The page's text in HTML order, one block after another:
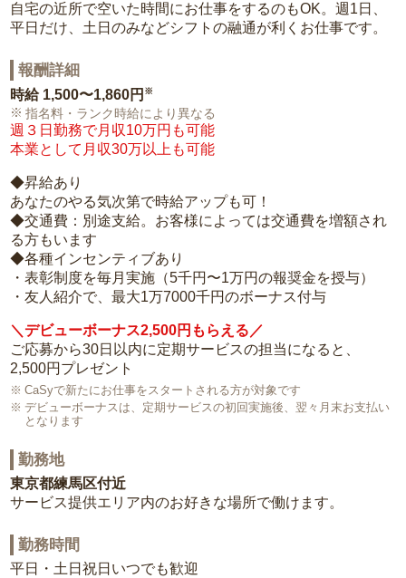
自宅の近所で空いた時間にお仕事をするのもOK。週1日、
平日だけ、土日のみなどシフトの融通が利くお仕事です。
報酬詳細
時給 1,500〜1,860円 ※
指名料・ランク時給により異なる
週３日勤務で月収10万円も可能
本業として月収30万以上も可能
◆昇給あり
あなたのやる気次第で時給アップも可！
◆交通費：別途支給。お客様によっては交通費を増額され
る方もいます
◆各種インセンティブあり
・表彰制度を毎月実施（5千円〜1万円の報奨金を授与）
・友人紹介で、最大1万7000千円のボーナス付与
＼デビューボーナス2,500円もらえる／
ご応募から30日以内に定期サービスの担当になると、
2,500円プレゼント
CaSyで新たにお仕事をスタートされる方が対象です
デビューボーナスは、定期サービスの初回実施後、翌々月末お支払い
となります
勤務地
東京都練馬区付近
サービス提供エリア内のお好きな場所で働けます。
勤務時間
平日・土日祝日いつでも歓迎